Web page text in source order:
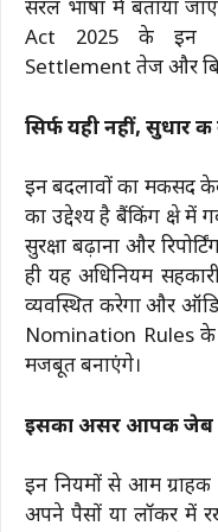
सरल भाषा में बताया
Act 2025 के इन
Settlement तेज और
सिर्फ यही नहीं, सुधार
इन बदलावों का मकसद
का उद्देश्य है बैंकिंग क्षेत्र
सुरक्षा बढ़ाना और
ही यह अधिनियम
व्यवस्थित करेगा और
Nomination Rules के
मजबूत बनाएंगे।
इसका असर आपकी जेब
इन नियमों से आम
अपने पैसों या लॉकर में